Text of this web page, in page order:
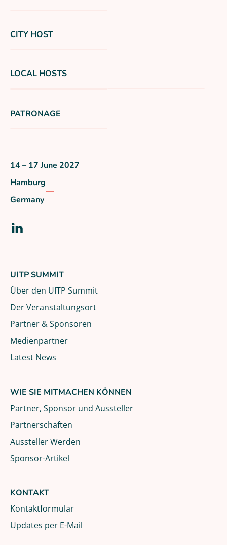
CITY HOST
LOCAL HOSTS
PATRONAGE
14 – 17 June 2027
Hamburg
Germany
Visit our LinkedIn page
UITP SUMMIT
Über den UITP Summit
Der Veranstaltungsort
Partner & Sponsoren
Medienpartner
Latest News
WIE SIE MITMACHEN KÖNNEN
Partner, Sponsor und Aussteller
Partnerschaften
Aussteller Werden
Sponsor-Artikel
KONTAKT
Kontaktformular
Updates per E-Mail